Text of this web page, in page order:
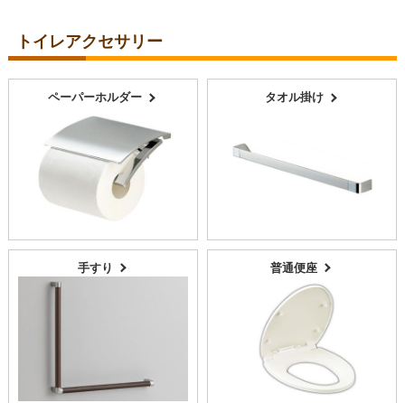
トイレアクセサリー
ペーパーホルダー タオル掛け
手すり 普通便座